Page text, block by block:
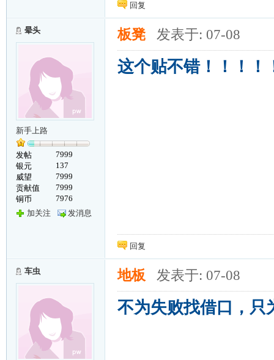
回复
晕头
新手上路
发帖
7999
银元
137
威望
7999
贡献值
7999
铜币
7976
加关注
发消息
板凳 发表于: 07-08
这个贴不错！！！！
回复
车虫 地板 发表于: 07-08
不为失败找借口，只